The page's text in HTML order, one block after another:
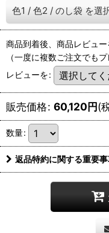
色1 / 色2 / のし袋 を選
商品到着後、商品レビュ
（一度に複数ご注文でも
レビューを:
販売価格: 60,120円(
数量:
返品特約に関する重要